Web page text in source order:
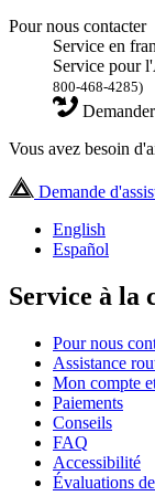
Pour nous contacter
Service en
Service pour
800-468-4285)
Vous avez besoin
Demande
English
Español
Service à la
Pour nous
Assistance
Mon compte
Paiements
Conseils
FAQ
Accessibilité
Évaluations